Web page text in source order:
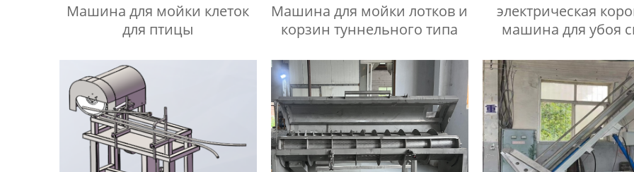
Машина для мойки клеток
для птицы
Машина для мойки лотков и
корзин туннельного типа
электрическая
машина для убоя